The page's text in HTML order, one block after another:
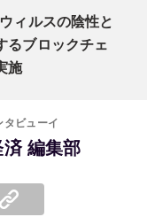
ィルスの陰性と
るブロックチェ
施
タビューイ
編集部